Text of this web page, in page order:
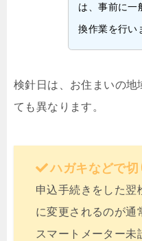
は、事前に一
換作業を行い
検針日は、お住まいの地
ても異なります。
ハガキなどで
申込手続きをした翌
に変更されるのが通
スマートメーター未